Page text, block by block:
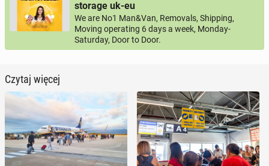
storage uk-eu
We are No1 Man&Van, Removals, Shipping,
Moving operating 6 days a week, Monday-
Saturday, Door to Door.
Czytaj więcej